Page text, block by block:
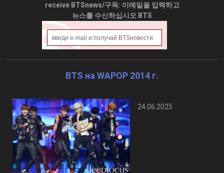
receive BTSnews/구독: 이메일을 입력하고
뉴스를 수신하십시오 BTS
BTS на WAPOP 2014 г.
24.06.2025